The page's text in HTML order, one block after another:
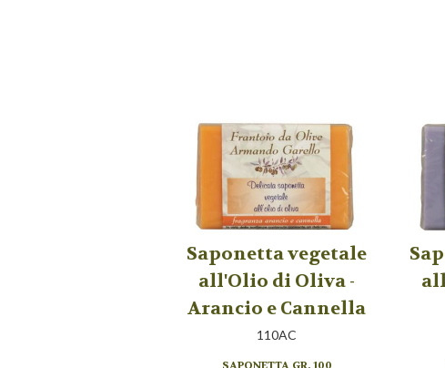
Saponetta vegetale
all'Olio di Oliva -
Arancio e Cannella
110AC